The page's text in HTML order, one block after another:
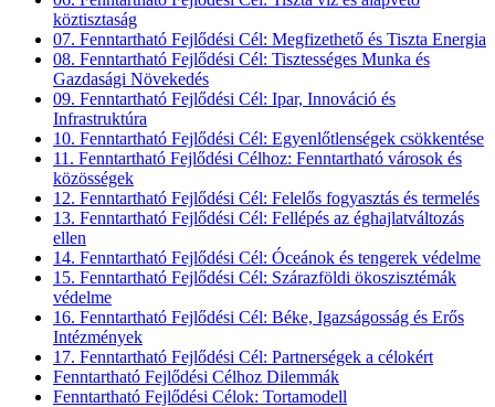
köztisztaság
07. Fenntartható Fejlődési Cél: Megfizethető és Tiszta Energia
08. Fenntartható Fejlődési Cél: Tisztességes Munka és
Gazdasági Növekedés
09. Fenntartható Fejlődési Cél: Ipar, Innováció és
Infrastruktúra
10. Fenntartható Fejlődési Cél: Egyenlőtlenségek csökkentése
11. Fenntartható Fejlődési Célhoz: Fenntartható városok és
közösségek
12. Fenntartható Fejlődési Cél: Felelős fogyasztás és termelés
13. Fenntartható Fejlődési Cél: Fellépés az éghajlatváltozás
ellen
14. Fenntartható Fejlődési Cél: Óceánok és tengerek védelme
15. Fenntartható Fejlődési Cél: Szárazföldi ökoszisztémák
védelme
16. Fenntartható Fejlődési Cél: Béke, Igazságosság és Erős
Intézmények
17. Fenntartható Fejlődési Cél: Partnerségek a célokért
Fenntartható Fejlődési Célhoz Dilemmák
Fenntartható Fejlődési Célok: Tortamodell